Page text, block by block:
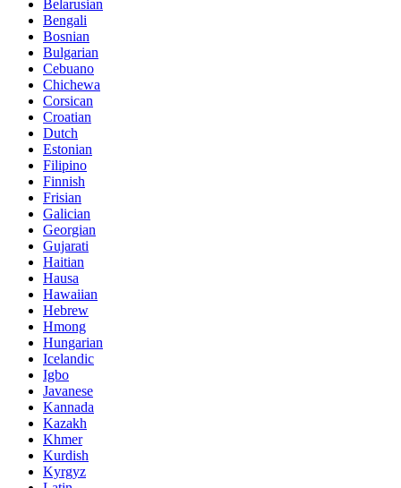
Belarusian
Bengali
Bosnian
Bulgarian
Cebuano
Chichewa
Corsican
Croatian
Dutch
Estonian
Filipino
Finnish
Frisian
Galician
Georgian
Gujarati
Haitian
Hausa
Hawaiian
Hebrew
Hmong
Hungarian
Icelandic
Igbo
Javanese
Kannada
Kazakh
Khmer
Kurdish
Kyrgyz